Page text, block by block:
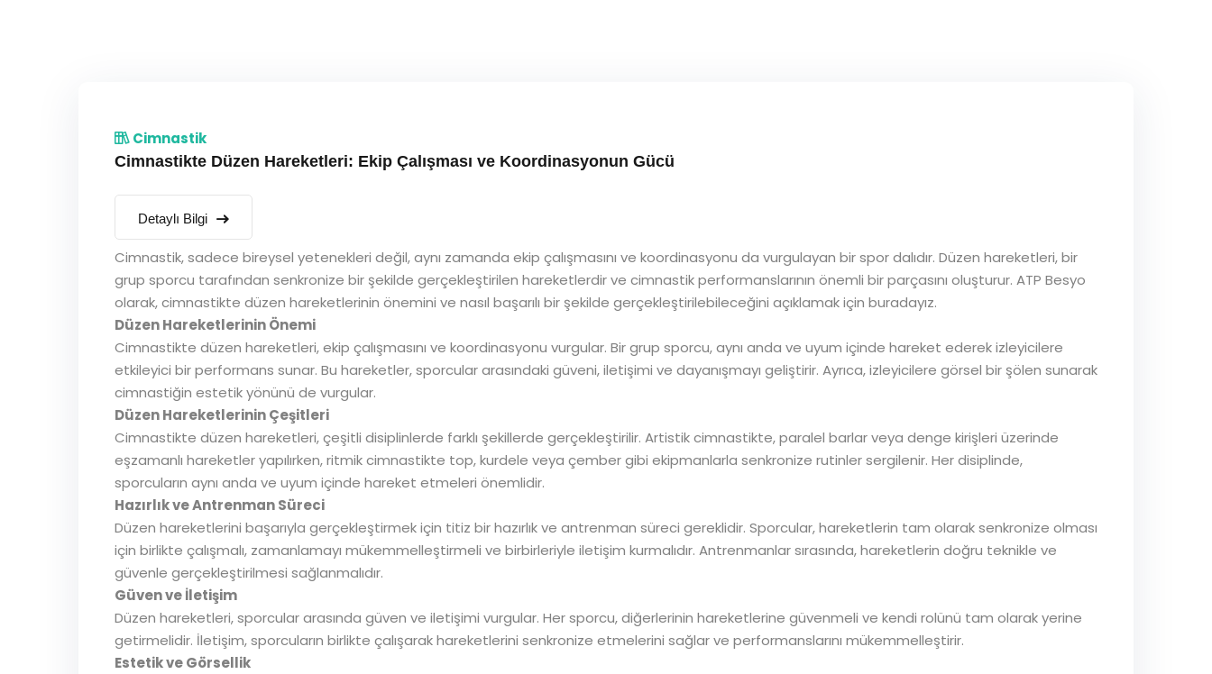
Cimnastik
Cimnastikte Düzen Hareketleri: Ekip Çalışması ve Koordinasyonun Gücü
Detaylı Bilgi
Cimnastik, sadece bireysel yetenekleri değil, aynı zamanda ekip çalışmasını ve koordinasyonu da vurgulayan bir spor dalıdır. Düzen hareketleri, bir
grup sporcu tarafından senkronize bir şekilde gerçekleştirilen hareketlerdir ve cimnastik performanslarının önemli bir parçasını oluşturur. ATP Besyo
olarak, cimnastikte düzen hareketlerinin önemini ve nasıl başarılı bir şekilde gerçekleştirilebileceğini açıklamak için buradayız.
Düzen Hareketlerinin Önemi
Cimnastikte düzen hareketleri, ekip çalışmasını ve koordinasyonu vurgular. Bir grup sporcu, aynı anda ve uyum içinde hareket ederek izleyicilere
etkileyici bir performans sunar. Bu hareketler, sporcular arasındaki güveni, iletişimi ve dayanışmayı geliştirir. Ayrıca, izleyicilere görsel bir şölen sunarak
cimnastiğin estetik yönünü de vurgular.
Düzen Hareketlerinin Çeşitleri
Cimnastikte düzen hareketleri, çeşitli disiplinlerde farklı şekillerde gerçekleştirilir. Artistik cimnastikte, paralel barlar veya denge kirişleri üzerinde
eşzamanlı hareketler yapılırken, ritmik cimnastikte top, kurdele veya çember gibi ekipmanlarla senkronize rutinler sergilenir. Her disiplinde,
sporcuların aynı anda ve uyum içinde hareket etmeleri önemlidir.
Hazırlık ve Antrenman Süreci
Düzen hareketlerini başarıyla gerçekleştirmek için titiz bir hazırlık ve antrenman süreci gereklidir. Sporcular, hareketlerin tam olarak senkronize olması
için birlikte çalışmalı, zamanlamayı mükemmelleştirmeli ve birbirleriyle iletişim kurmalıdır. Antrenmanlar sırasında, hareketlerin doğru teknikle ve
güvenle gerçekleştirilmesi sağlanmalıdır.
Güven ve İletişim
Düzen hareketleri, sporcular arasında güven ve iletişimi vurgular. Her sporcu, diğerlerinin hareketlerine güvenmeli ve kendi rolünü tam olarak yerine
getirmelidir. İletişim, sporcuların birlikte çalışarak hareketlerini senkronize etmelerini sağlar ve performanslarını mükemmelleştirir.
Estetik ve Görsellik